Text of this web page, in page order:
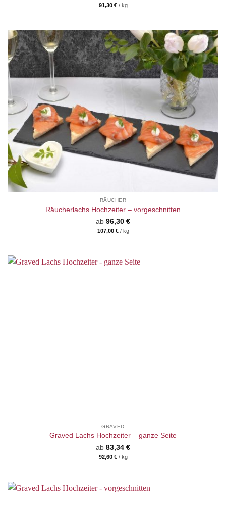
91,30 €/ kg
RÄUCHER
Räucherlachs Hochzeiter – vorgeschnitten
ab 96,30 €
107,00 €/ kg
GRAVED
Graved Lachs Hochzeiter – ganze Seite
ab 83,34 €
92,60 €/ kg